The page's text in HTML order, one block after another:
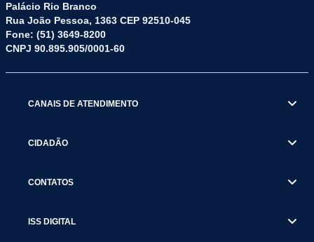
Palácio Rio Branco
Rua João Pessoa, 1363 CEP 92510-045
Fone: (51) 3649-8200
CNPJ 90.895.905/0001-60
CANAIS DE ATENDIMENTO
CIDADÃO
CONTATOS
ISS DIGITAL